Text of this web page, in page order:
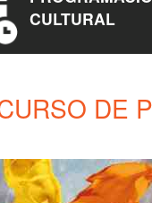
DE
CULTURAL